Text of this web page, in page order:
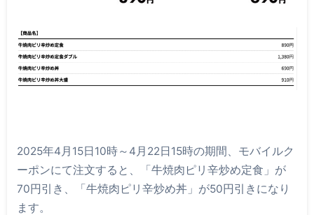
2025年4月15日10時～4月22日15時の期間、モバイルク
ーポンにて注文すると、「牛焼肉ピリ辛炒め定食」が
70円引き、「牛焼肉ピリ辛炒め丼」が50円引きになり
ます。